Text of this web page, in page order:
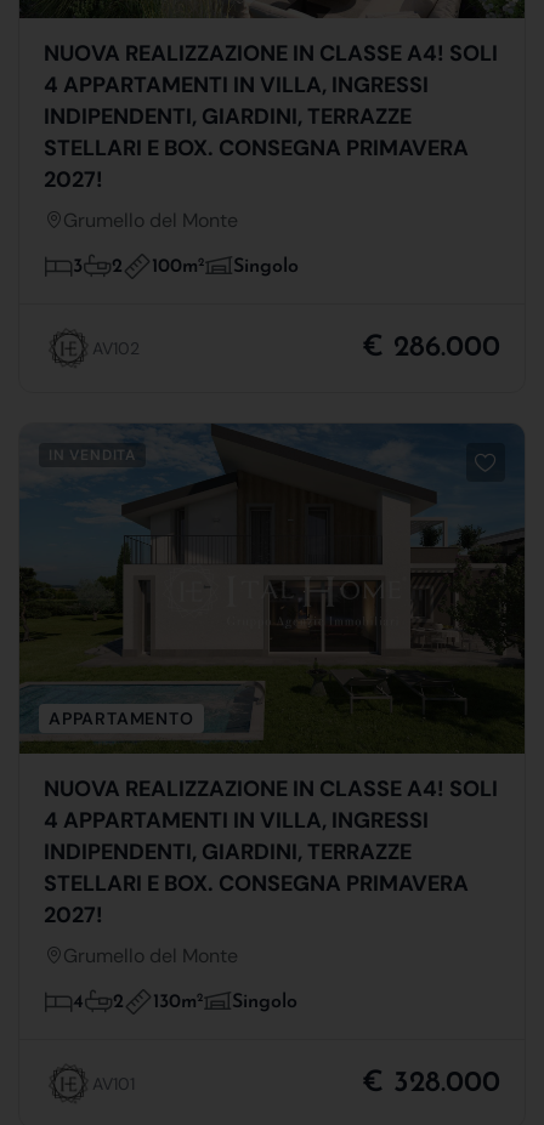
NUOVA REALIZZAZIONE IN CLASSE A4! SOLI
4 APPARTAMENTI IN VILLA, INGRESSI
INDIPENDENTI, GIARDINI, TERRAZZE
STELLARI E BOX. CONSEGNA PRIMAVERA
2027!
Grumello del Monte
3 2 100m2 Singolo
AV102 € 286.000
IN VENDITA
APPARTAMENTO
NUOVA REALIZZAZIONE IN CLASSE A4! SOLI
4 APPARTAMENTI IN VILLA, INGRESSI
INDIPENDENTI, GIARDINI, TERRAZZE
STELLARI E BOX. CONSEGNA PRIMAVERA
2027!
Grumello del Monte
4 2 130m2 Singolo
AV101 € 328.000